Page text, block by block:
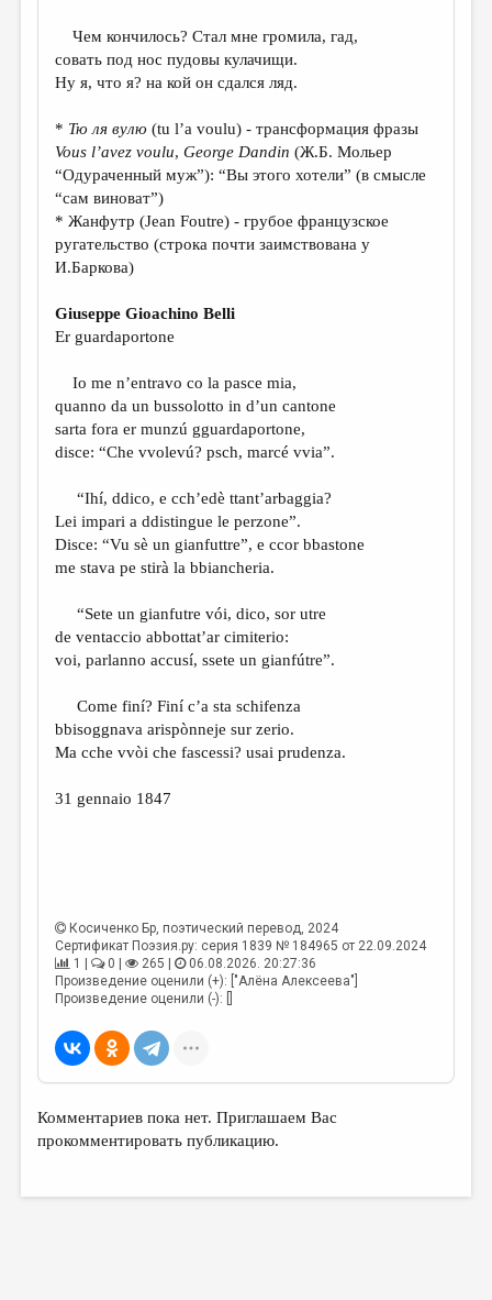
КНИЖНАЯ ПОЛКА
ОБЗОР ЛИТЕРАТУРЫ
СТРАНИЦЫ ПАМЯТИ
ОБЪЯВЛЕНИЯ
КОЛОНКА РЕДАКТОРА
РЕДКОЛЛЕГИЯ
ОТ РЕДАКЦИИ
МАЛАЯ ПРОЗА
ЛИТЕРАТУРОВЕДЕНИЕ
КУЛЬТУРОВЕДЕНИЕ
РЕЦЕНЗИРОВАНИЕ
ЦИКЛЫ ПУБЛИКАЦИЙ
МЕДИА
ВКОНТАКТЕ
Чем кончилось? Стал мне громила, гад,
совать под нос пудовы кулачищи.
Ну я, что я? на кой он сдался ляд.
* Тю ля вулю (tu l’a voulu) - трансформация фразы
Vous l’avez voulu,George Dandin (Ж.Б. Мольер
“Одураченный муж”): “Вы этого хотели” (в смысле
“сам виноват”)
* Жанфутр (Jean Foutre) - грубое французское
ругательство (строка почти заимствована у
И.Баркова)
Giuseppe Gioachino Belli
Er guardaportone
Io me n’entravo co la pasce mia,
quanno da un bussolotto in d’un cantone
sarta fora er munzú gguardaportone,
disce: “Che vvolevú? psch, marcé vvia”.
“Ihí, ddico, e cch’edè ttant’arbaggia?
Lei impari a ddistingue le perzone”.
Disce: “Vu sè un gianfuttre”, e ccor bbastone
me stava pe stirà la bbiancheria.
“Sete un gianfutre vói, dico, sor utre
de ventaccio abbottat’ar cimiterio:
voi, parlanno accusí, ssete un gianfútre”.
Come finí? Finí c’a sta schifenza
bbisoggnava arispònneje sur zerio.
Ma cche vvòi che fascessi? usai prudenza.
31 gennaio 1847
Косиченко Бр, поэтический перевод, 2024
Сертификат Поэзия.ру: серия 1839 № 184965 от 22.09.2024
1 |
0 | 265 |
06.08.2026. 20:27:36
Произведение оценили (+): ["Алёна Алексеева"]
Произведение оценили (-): []
Комментариев пока нет. Приглашаем Вас
прокомментировать публикацию.